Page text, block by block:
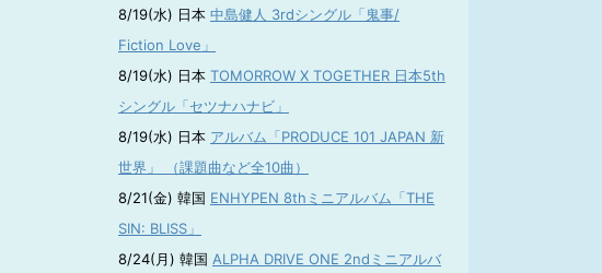
8/19(水) 日本 中島健人 3rdシングル「鬼事/
Fiction Love」
8/19(水) 日本 TOMORROW X TOGETHER 日本5th
シングル「セツナハナビ」
8/19(水) 日本 アルバム「PRODUCE 101 JAPAN 新
世界」 （課題曲など全10曲）
8/21(金) 韓国 ENHYPEN 8thミニアルバム「THE
SIN: BLISS」
8/24(月) 韓国 ALPHA DRIVE ONE 2ndミニアルバ